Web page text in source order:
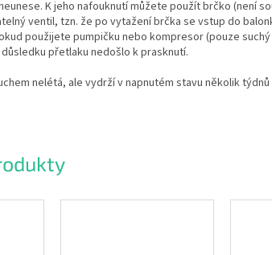
K jeho nafouknutí můžete použít brčko (není
ventil, tzn. že po vytažení brčka se vstup do
použijete pumpičku nebo kompresor (pouze
přetlaku nedošlo k prasknutí.
nelétá, ale vydrží v napnutém stavu několik týdnů